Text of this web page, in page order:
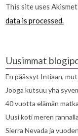
This site uses
data is processed.
Uusimmat
En päässyt Intiaan,
Jooga kutsuu yhä
40 vuotta elämän
Uusi koti meren rannalla
Sierra Nevada ja